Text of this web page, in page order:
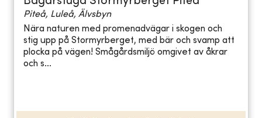
Piteå, Luleå, Älvsbyn
Nära naturen med promenadvägar i skogen och
stig upp på Stormyrberget, med bär och svamp att
plocka på vägen! Smågårdsmiljö omgivet av åkrar
och s...